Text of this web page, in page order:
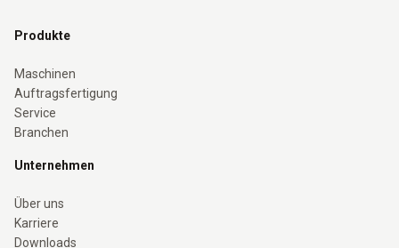
Produkte
Maschinen
Auftragsfertigung
Service
Branchen
Unternehmen
Über uns
Karriere
Downloads